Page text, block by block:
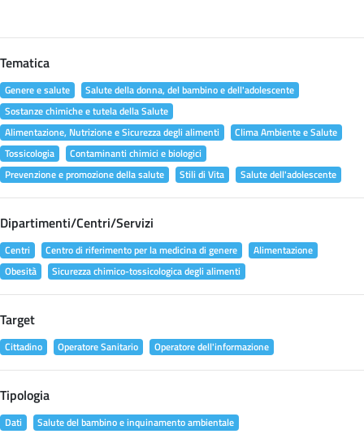
Tematica
Genere e salute
Salute della donna, del bambino e dell'adolescente
Sostanze chimiche e tutela della Salute
Alimentazione, Nutrizione e Sicurezza degli alimenti
Clima Ambiente e Salute
Tossicologia
Contaminanti chimici e biologici
Prevenzione e promozione della salute
Stili di Vita Salute dell'adolescente
Dipartimenti/Centri/Servizi
Centri Centro di riferimento per la medicina di genere
Alimentazione
Obesità
Sicurezza chimico-tossicologica degli alimenti
Target
Cittadino Operatore Sanitario Operatore dell'informazione
Tipologia
Dati
Salute del bambino e inquinamento ambientale